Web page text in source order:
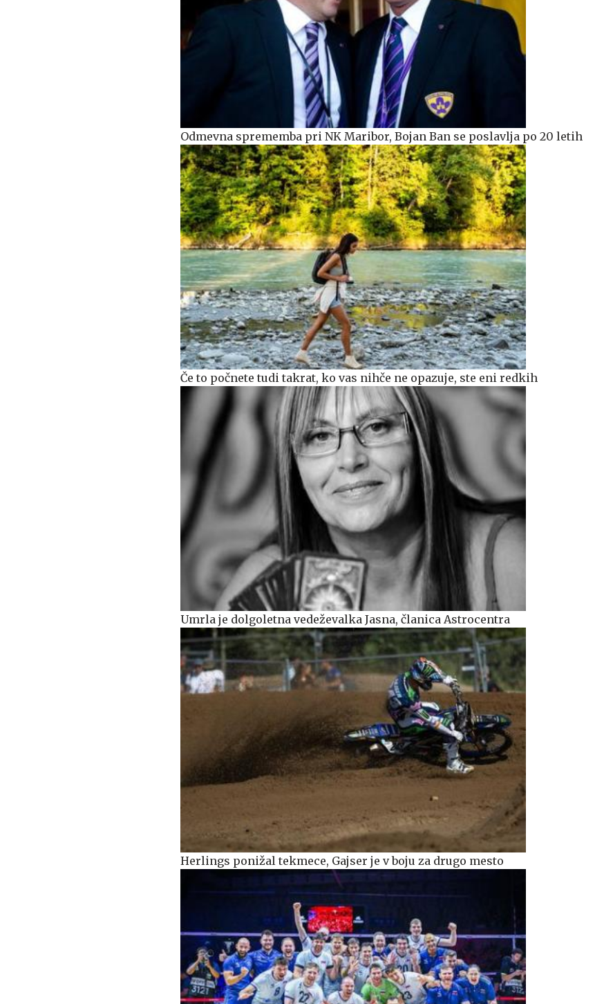
Odmevna sprememba pri NK Maribor, Bojan Ban se poslavlja po 20 letih
Če to počnete tudi takrat, ko vas nihče ne opazuje, ste eni redkih
Umrla je dolgoletna vedeževalka Jasna, članica Astrocentra
Herlings ponižal tekmece, Gajser je v boju za drugo mesto